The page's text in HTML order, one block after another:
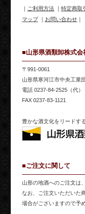
｜ ご利用方法｜ 特定商取
マップ｜ お問い合わせ｜
■山形県酒類卸株式会
〒991-0061
山形県寒河江市中央工業
電話 0237-84-2525（代）
FAX 0237-83-1121
豊かな酒文化をリードす
■ご注文に関して
山形の地酒へのご注文は
なお、ご注文いただいた
場合がございますので予